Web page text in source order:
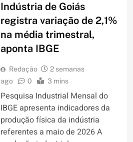
Indústria de Goiás
registra variação de 2,1%
na média trimestral,
aponta IBGE
Redação
2 semanas
ago
0 3 mins
Pesquisa Industrial Mensal do
IBGE apresenta indicadores da
produção física da indústria
referentes a maio de 2026 A